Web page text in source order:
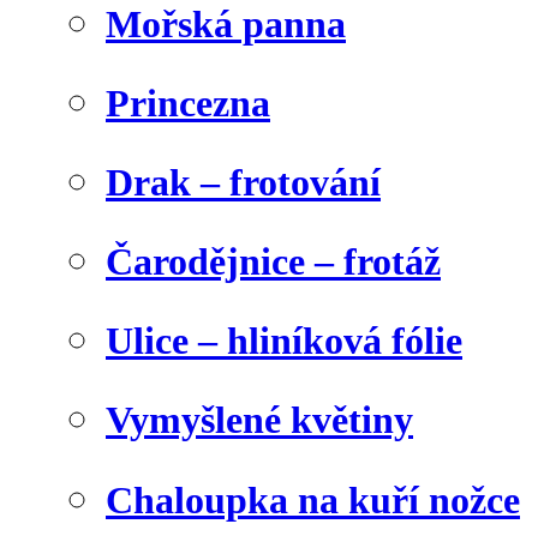
Mořská panna
Princezna
Drak – frotování
Čarodějnice – frotáž
Ulice – hliníková fólie
Vymyšlené květiny
Chaloupka na kuří nožce